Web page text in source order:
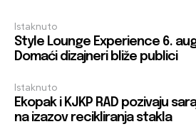
Istaknuto
Style Lounge Experience 6.
Domaći dizajneri bliže publici
Istaknuto
Ekopak i KJKP RAD pozivaju
na izazov recikliranja stakla